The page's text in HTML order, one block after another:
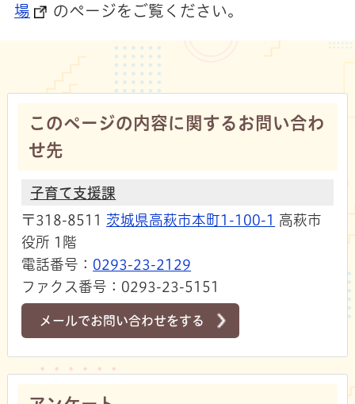
場 のページをご覧ください。
このページの内容に関するお問い合わ
せ先
子育て支援課
〒318-8511 茨城県高萩市本町1-100-1
高萩市
役所 1階
電話番号： 0293-23-2129
ファクス番号：0293-23-5151
メールでお問い合わせをする